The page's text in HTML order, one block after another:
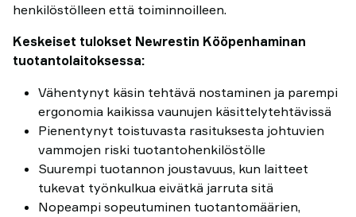
henkilöstölleen että toiminnoilleen.
Keskeiset tulokset Newrestin Kööpenhaminan
tuotantolaitoksessa:
Vähentynyt käsin tehtävä nostaminen ja parempi
ergonomia kaikissa vaunujen käsittelytehtävissä
Pienentynyt toistuvasta rasituksesta johtuvien
vammojen riski tuotantohenkilöstölle
Suurempi tuotannon joustavuus, kun laitteet
tukevat työnkulkua eivätkä jarruta sitä
Nopeampi sopeutuminen tuotantomäärien,